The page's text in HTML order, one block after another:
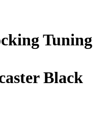
Tuning
Black